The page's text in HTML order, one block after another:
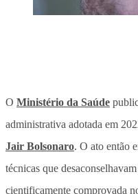
O Ministério da Saúde
administrativa adotada em
Jair Bolsonaro. O ato então
técnicas que
cientificamente comprovada